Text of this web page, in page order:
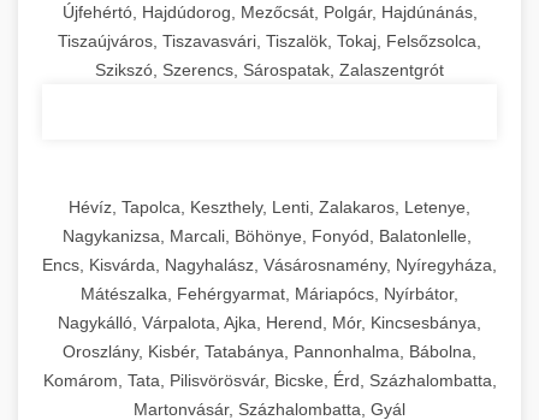
Újfehértó, Hajdúdorog, Mezőcsát, Polgár, Hajdúnánás,
Tiszaújváros, Tiszavasvári, Tiszalök, Tokaj, Felsőzsolca,
Szikszó, Szerencs, Sárospatak, Zalaszentgrót
Hévíz, Tapolca, Keszthely, Lenti, Zalakaros, Letenye,
Nagykanizsa, Marcali, Böhönye, Fonyód, Balatonlelle,
Encs, Kisvárda, Nagyhalász, Vásárosnamény, Nyíregyháza,
Mátészalka, Fehérgyarmat, Máriapócs, Nyírbátor,
Nagykálló, Várpalota, Ajka, Herend, Mór, Kincsesbánya,
Oroszlány, Kisbér, Tatabánya, Pannonhalma, Bábolna,
Komárom, Tata, Pilisvörösvár, Bicske, Érd, Százhalombatta,
Martonvásár, Százhalombatta, Gyál